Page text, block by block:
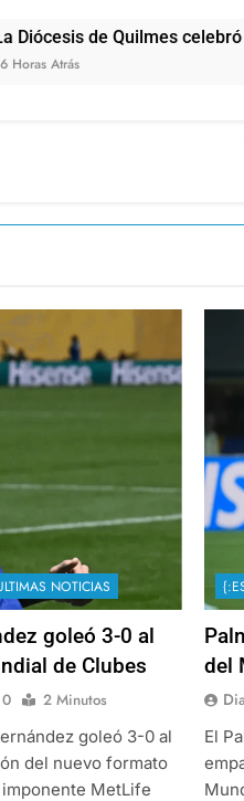
la visita del Papa León
NOTICIAS
goleó 3-0 al
de Clubes
0
2 Minutos
goleó 3-0 al
del nuevo formato
MetLife
del
El